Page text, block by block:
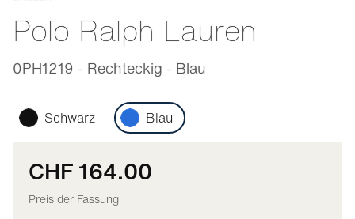
Polo Ralph Lauren
0PH1219 - Rechteckig - Blau
Schwarz Blau
CHF 164.00
Preis der Fassung